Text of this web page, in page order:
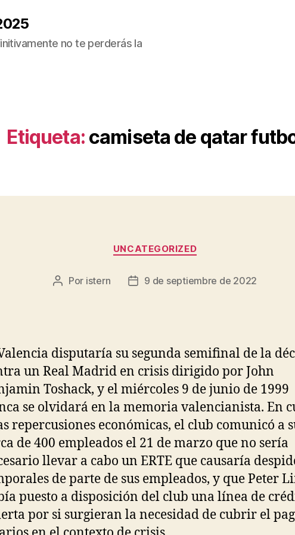
no te perderás la
Etiqueta: camiseta de qatar
Categorías
UNCATEGORIZED
Autor
Por istern
Fecha9 de septiembre de 2022
disputaría su segunda semifinal de la
un Real Madrid en crisis dirigido por John
Toshack, y el miércoles 9 de junio de 1999
se olvidará en la memoria valencianista. En
repercusiones económicas, el club comunicó a
de 400 empleados el 21 de marzo que no sería
llevar a cabo un ERTE que causaría
de parte de sus empleados, y que Peter
puesto a disposición del club una línea de
por si surgieran la necesidad de cubrir el